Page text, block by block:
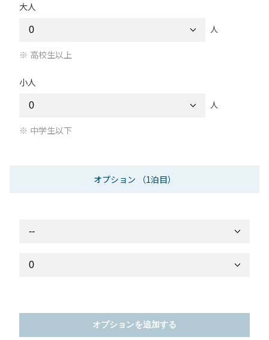
大人
人
高校生以上
小人
人
中学生以下
オプション （1泊目）
オプションを追加する